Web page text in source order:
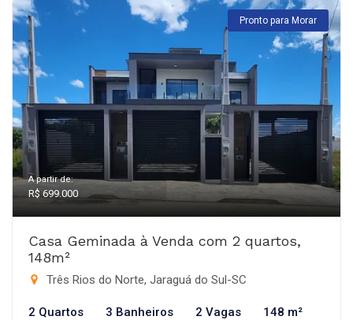
Pronto para Morar
A partir de:
R$ 699.000
Casa Geminada à Venda com 2 quartos,
148m²
Três Rios do Norte, Jaraguá do Sul-SC
2 Quartos 3 Banheiros 2 Vagas 148 m²